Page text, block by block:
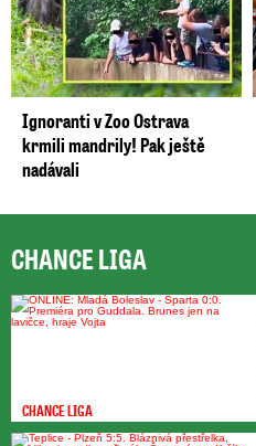
Ignoranti v Zoo Ostrava
krmili mandrily! Pak ještě
nadávali
CHANCE LIGA
CHANCE LIGA